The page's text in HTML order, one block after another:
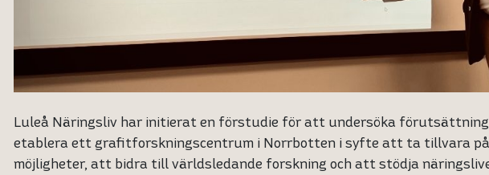
Luleå Näringsliv har initierat en förstudie för att undersöka
etablera ett grafitforskningscentrum i Norrbotten i syfte att ta tillvara
möjligheter, att bidra till världsledande forskning och att stödja